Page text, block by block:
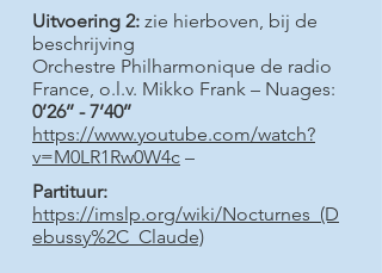
Uitvoering 2: zie hierboven, bij de
beschrijving
Orchestre Philharmonique de radio
France, o.l.v. Mikko Frank – Nuages:
0’26’’ - 7’40’’
https://www.youtube.com/watch?
v=M0LR1Rw0W4c –
Partituur:
https://imslp.org/wiki/Nocturnes_(D
ebussy%2C_Claude)